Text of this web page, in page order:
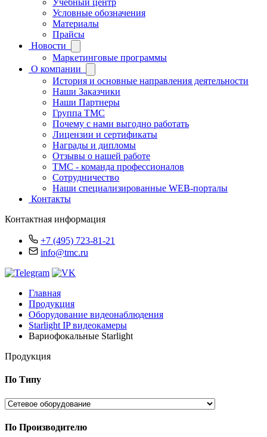
Учебный центр
Условные обозначения
Материалы
Прайсы
Новости
Маркетинговые программы
О компании
История и основные направления деятельности
Наши Заказчики
Наши Партнеры
Группа ТМС
Почему с нами выгодно работать
Лицензии и сертификаты
Награды и дипломы
Отзывы о нашей работе
TMC - команда профессионалов
Сотрудничество
Наши специализированные WEB-порталы
Контакты
Контактная информация
+7 (495) 723-81-21
info@tmc.ru
Главная
Продукция
Оборудование видеонаблюдения
Starlight IP видеокамеры
Вариофокальные Starlight
Продукция
По Типу
По Производителю